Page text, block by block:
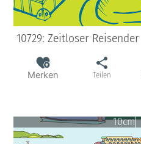
10729: Zeitloser Reisender
Merken Teilen
10cm